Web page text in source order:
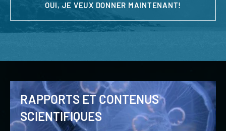
OUI, JE VEUX DONNER MAINTENANT!
RAPPORTS ET CONTENUS
SCIENTIFIQUES